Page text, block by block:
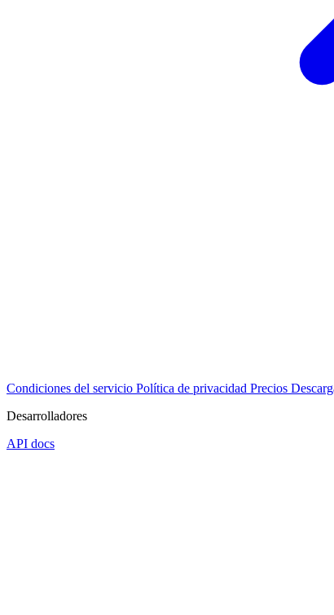
Condiciones del servicio Política de privacidad Precios
Desarrolladores
API docs